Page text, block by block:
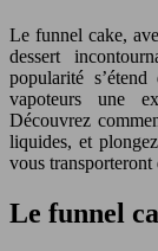
Le funnel cake,
dessert
popularité
vapoteurs une
Découvrez
liquides, et
vous transporteront
Le funnel